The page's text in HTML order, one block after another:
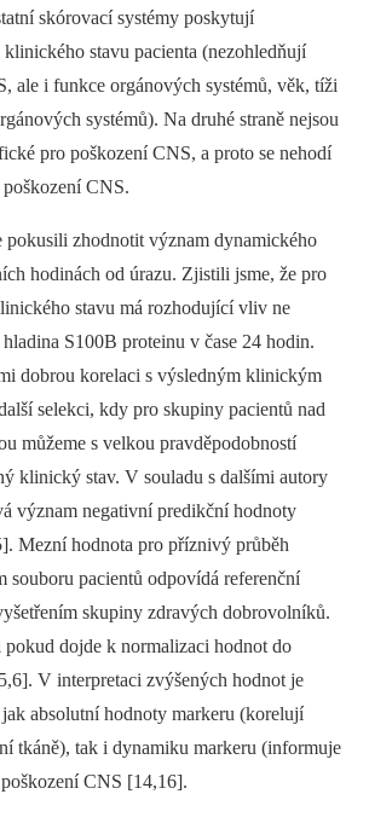
skórovací systémy poskytují
stavu pacienta (nezohledňují
ale i funkce orgánových systémů, věk, tíži
systémů). Na druhé straně nejsou
pro poškození CNS, a proto se nehodí
CNS.
pokusili zhodnotit význam dynamického
hodinách od úrazu. Zjistili jsme, že pro
stavu má rozhodující vliv ne
S100B proteinu v čase 24 hodin.
dobrou korelaci s výsledným klinickým
selekci, kdy pro skupiny pacientů nad
můžeme s velkou pravděpodobností
klinický stav. V souladu s dalšími autory
význam negativní predikční hodnoty
Mezní hodnota pro příznivý průběh
souboru pacientů odpovídá referenční
skupiny zdravých dobrovolníků.
pokud dojde k normalizaci hodnot do
V interpretaci zvýšených hodnot je
absolutní hodnoty markeru (korelují
tkáně), tak i dynamiku markeru (informuje
CNS [14,16].